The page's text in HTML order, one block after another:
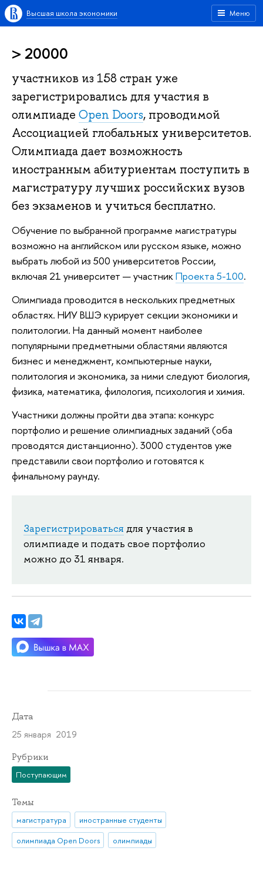
Меню
Высшая школа экономики
> 20000
участников из 158 стран уже
зарегистрировались для участия в
олимпиаде Open Doors, проводимой
Ассоциацией глобальных университетов.
Олимпиада дает возможность
иностранным абитуриентам поступить в
магистратуру лучших российских вузов
без экзаменов и учиться бесплатно.
Обучение по выбранной программе магистратуры
возможно на английском или русском языке, можно
выбрать любой из 500 университетов России,
включая 21 университет — участникПроекта 5-100.
Олимпиада проводится в нескольких предметных
областях. НИУ ВШЭ курирует секции экономики и
политологии. На данный момент наиболее
популярными предметными областями являются
бизнес и менеджмент, компьютерные науки,
политология и экономика, за ними следуют биология,
физика, математика, филология, психология и химия.
Участники должны пройти два этапа: конкурс
портфолио и решение олимпиадных заданий (оба
проводятся дистанционно). 3000 студентов уже
представили свои портфолио и готовятся к
финальному раунду.
Зарегистрироваться для участия в
олимпиаде и подать свое портфолио
можно до 31 января.
Дата
25 января 2019
Рубрики
Поступающим
Темы
магистратура
иностранные студенты
олимпиада Open Doors
олимпиады